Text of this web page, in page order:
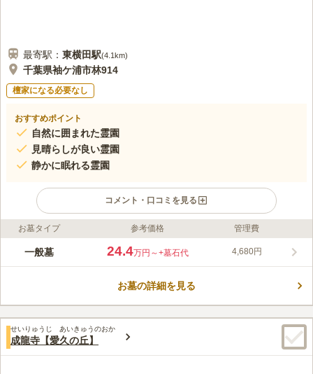
最寄駅： 東横田駅(4.1km)
千葉県袖ケ浦市林914
檀家になる必要なし
おすすめポイント
自然に囲まれた霊園
見晴らしが良い霊園
静かに眠れる霊園
コメント・口コミを見る
ライフドット編集部のコメント
緑豊かな森の中にある墓地公園で、見晴らしの素晴らしい高台に
チも沢山設置されおり、ゆっくりとしたお参りの時間を過ごせま
口コミ評価
みんなの評価
4.2
60代男性
市営霊園の近くには、お花屋さん・食事処などはほとんどありま
お墓タイプ 参考価格 管理費
一般墓 24.4万円～+墓石代 4,680円
お墓の詳細を見る
せいりゅうじ あいきゅうのおか
成龍寺【愛久の丘】